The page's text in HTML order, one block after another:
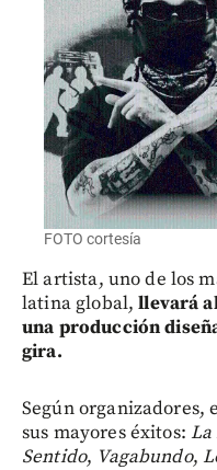
FOTO cortesía
El artista, uno de los
latina global,llevará
una producción
gira.
Según organizadores,
sus mayores éxitos: La
Sentido, Vagabundo,